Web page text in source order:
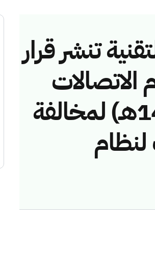
تنشر قرار
الاتصالات
رقم (42747642/ق/1443هـ) لمخالفة